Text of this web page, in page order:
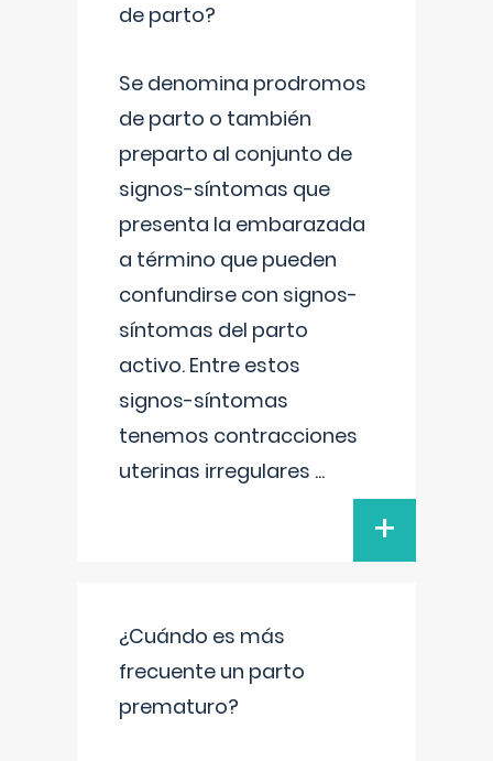
de parto?
Se denomina prodromos
de parto o también
preparto al conjunto de
signos-síntomas que
presenta la embarazada
a término que pueden
confundirse con signos-
síntomas del parto
activo. Entre estos
signos-síntomas
tenemos contracciones
uterinas irregulares ...
+
¿Cuándo es más
frecuente un parto
prematuro?